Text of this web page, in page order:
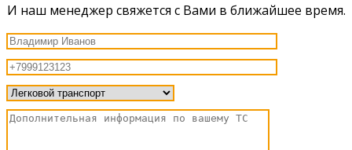
И наш менеджер свяжется с Вами в ближайшее время.